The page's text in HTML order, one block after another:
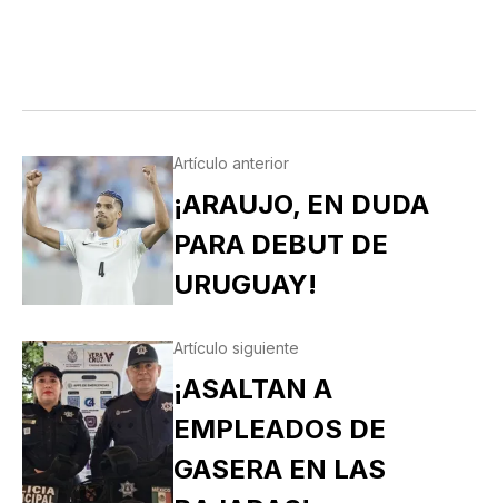
Artículo anterior
¡ARAUJO, EN DUDA
PARA DEBUT DE
URUGUAY!
Artículo siguiente
¡ASALTAN A
EMPLEADOS DE
GASERA EN LAS